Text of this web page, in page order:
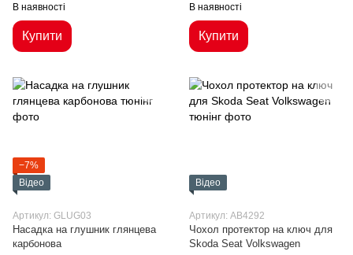
В наявності
Купити
В наявності
Купити
−7%
Відео
Артикул: GLUG03
Насадка на глушник глянцева
карбонова
Відео
Артикул: AB4292
Чохол протектор на ключ для
Skoda Seat Volkswagen